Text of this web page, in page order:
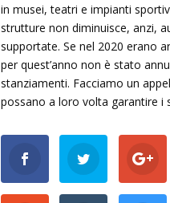
in musei, teatri e impianti
strutture non diminuisce, anzi,
supportate. Se nel 2020 erano
per quest’anno non è stato
stanziamenti. Facciamo un
possano a loro volta garantire i